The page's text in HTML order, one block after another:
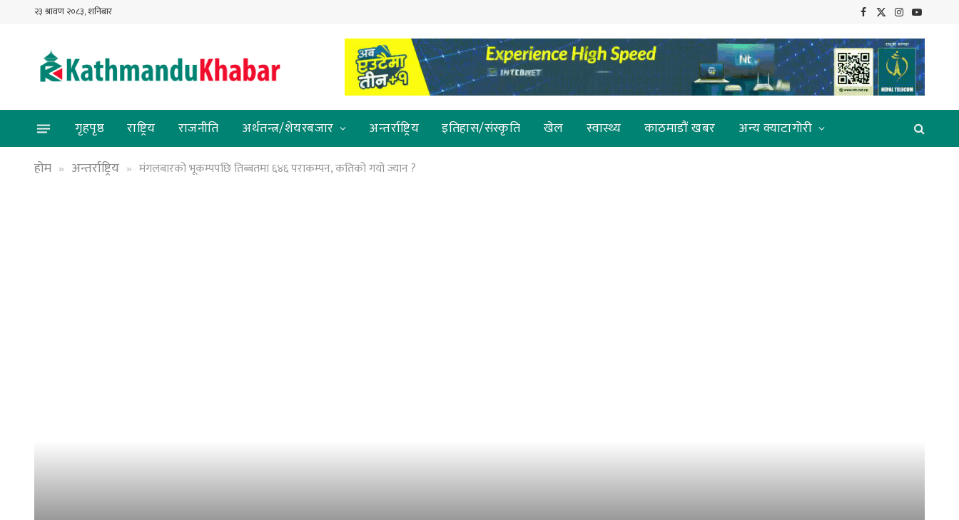
२३ श्रावण २०८३, शनिबार Facebook
X
Instagram
YouTube
गृहपृष्ठ राष्ट्रिय राजनीति अर्थतन्त्र/शेयरबजार अन्तर्राष्ट्रिय इतिहास/संस्कृति खेल स्वास्थ्य काठमाडौं खबर
अन्य क्याटागोरी
होम
» अन्तर्राष्ट्रिय » मंगलबारको भूकम्पपछि तिब्बतमा ६४६ पराकम्पन, कतिको गयो ज्यान ?